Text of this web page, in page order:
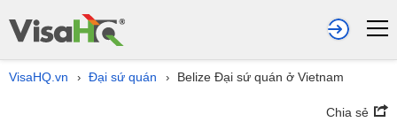
VisaHQ.vn › Đại sứ quán › Belize Đại sứ quán ở Vietnam
Chia sẻ